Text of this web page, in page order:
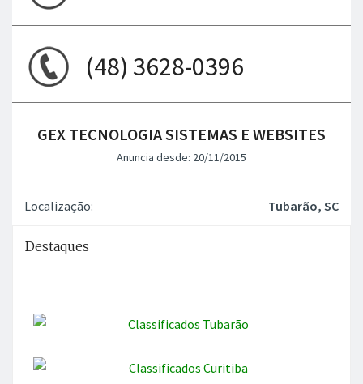
(48) 3628-0396
GEX TECNOLOGIA SISTEMAS E WEBSITES
Anuncia desde: 20/11/2015
Localização: Tubarão, SC
Destaques